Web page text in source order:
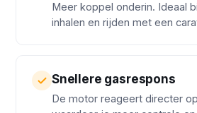
Meer koppel onderin. Ideaal
inhalen en rijden met een
Snellere gasrespons
De motor reageert directer